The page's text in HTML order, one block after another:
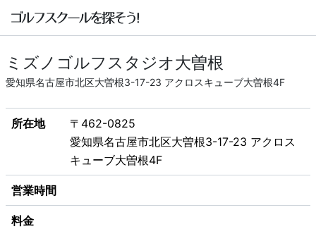
ミズノゴルフスタジオ大曽根
愛知県名古屋市北区大曽根3-17-23 アクロスキューブ大曽根4F
所在地
〒462-0825
愛知県名古屋市北区大曽根3-17-23 アクロス
キューブ大曽根4F
営業時間
料金